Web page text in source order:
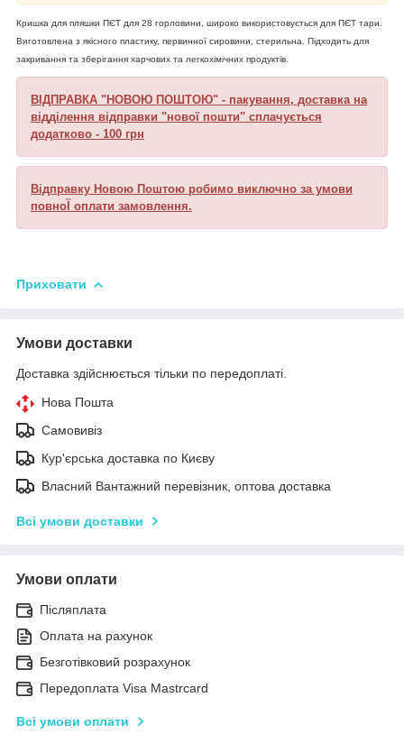
Кришка для пляшки ПЄТ для 28 горловини, широко використовується для ПЄТ тари.
Виготовлена з якісного пластику, первинної сировини, стерильна. Підходить для
закривання та зберігання харчових та легкохімічних продуктів.
ВІДПРАВКА "НОВОЮ ПОШТОЮ" - пакування, доставка на
відділення відправки "нової пошти" сплачується
додатково - 100 грн
Відправку Новою Поштою робимо виключно за умови
повноЇ оплати замовлення.
Приховати
Умови доставки
Доставка здійснюється тільки по передоплаті.
Нова Пошта
Самовивіз
Кур'єрська доставка по Києву
Власний Вантажний перевізник, оптова доставка
Всі умови доставки
Умови оплати
Післяплата
Оплата на рахунок
Безготівковий розрахунок
Передоплата Visa Mastrcard
Всі умови оплати